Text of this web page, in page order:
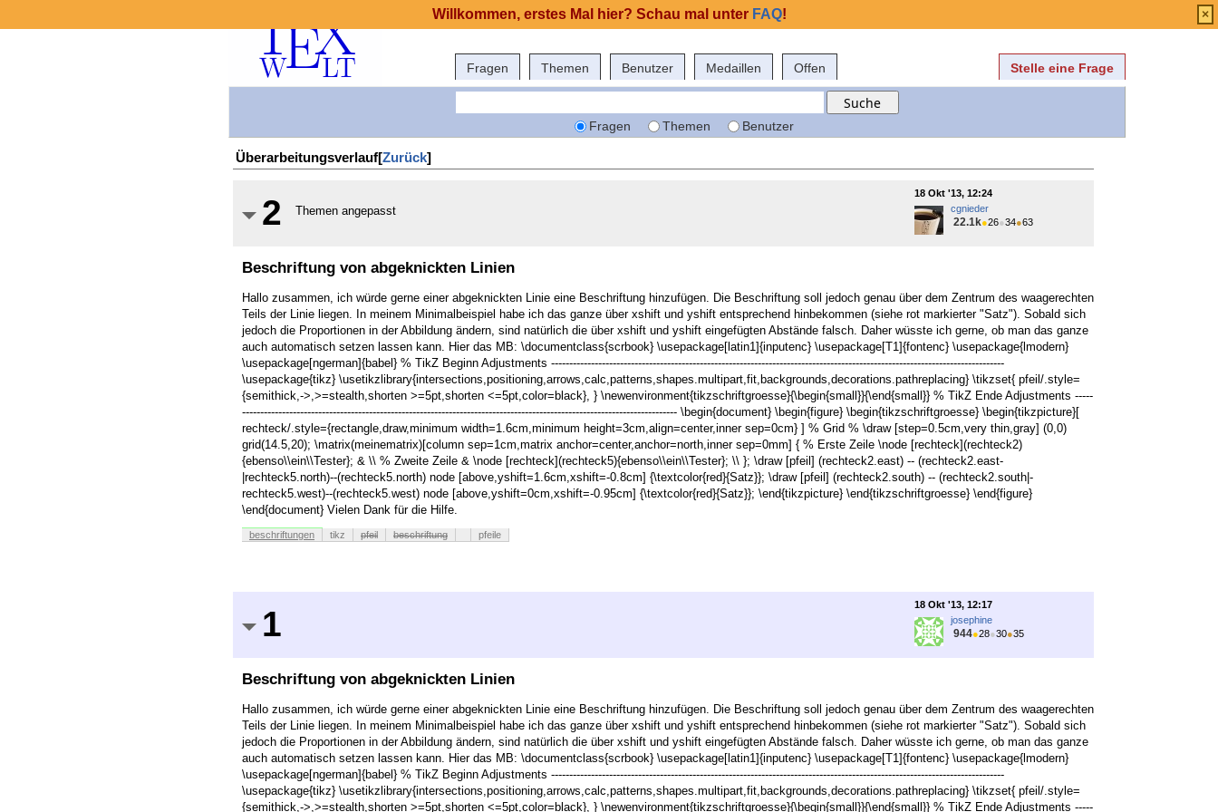
Fragen Themen Benutzer Medaillen Offen Stelle eine Frage
Fragen Themen Benutzer
Überarbeitungsverlauf[Zurück]
2 Themen angepasst
18 Okt '13, 12:24
cgnieder
22.1k●26●34●63
Beschriftung von abgeknickten Linien
Hallo zusammen, ich würde gerne einer abgeknickten Linie eine Beschriftung hinzufügen. Die Beschriftung soll jedoch genau über dem Zentrum des waagerechten
Teils der Linie liegen. In meinem Minimalbeispiel habe ich das ganze über xshift und yshift entsprechend hinbekommen (siehe rot markierter "Satz"). Sobald sich
jedoch die Proportionen in der Abbildung ändern, sind natürlich die über xshift und yshift eingefügten Abstände falsch. Daher wüsste ich gerne, ob man das ganze
auch automatisch setzen lassen kann. Hier das MB: \documentclass{scrbook} \usepackage[latin1]{inputenc} \usepackage[T1]{fontenc} \usepackage{lmodern}
\usepackage[ngerman]{babel} % TikZ Beginn Adjustments -----------------------------------------------------------------------------------------------------------------------------
\usepackage{tikz} \usetikzlibrary{intersections,positioning,arrows,calc,patterns,shapes.multipart,fit,backgrounds,decorations.pathreplacing} \tikzset{ pfeil/.style=
{semithick,->,>=stealth,shorten >=5pt,shorten <=5pt,color=black}, } \newenvironment{tikzschriftgroesse}{\begin{small}}{\end{small}} % TikZ Ende Adjustments -----
------------------------------------------------------------------------------------------------------------------------ \begin{document} \begin{figure} \begin{tikzschriftgroesse} \begin{tikzpicture}[
rechteck/.style={rectangle,draw,minimum width=1.6cm,minimum height=3cm,align=center,inner sep=0cm} ] % Grid % \draw [step=0.5cm,very thin,gray] (0,0)
grid(14.5,20); \matrix(meinematrix)[column sep=1cm,matrix anchor=center,anchor=north,inner sep=0mm] { % Erste Zeile \node [rechteck](rechteck2)
{ebenso\\ein\\Tester}; & \\ % Zweite Zeile & \node [rechteck](rechteck5){ebenso\\ein\\Tester}; \\ }; \draw [pfeil] (rechteck2.east) -- (rechteck2.east-
|rechteck5.north)--(rechteck5.north) node [above,yshift=1.6cm,xshift=-0.8cm] {\textcolor{red}{Satz}}; \draw [pfeil] (rechteck2.south) -- (rechteck2.south|-
rechteck5.west)--(rechteck5.west) node [above,yshift=0cm,xshift=-0.95cm] {\textcolor{red}{Satz}}; \end{tikzpicture} \end{tikzschriftgroesse} \end{figure}
\end{document} Vielen Dank für die Hilfe.
beschriftungen tikz pfeil beschriftung pfeile
1
18 Okt '13, 12:17
josephine
944●28●30●35
Beschriftung von abgeknickten Linien
Hallo zusammen, ich würde gerne einer abgeknickten Linie eine Beschriftung hinzufügen. Die Beschriftung soll jedoch genau über dem Zentrum des waagerechten
Teils der Linie liegen. In meinem Minimalbeispiel habe ich das ganze über xshift und yshift entsprechend hinbekommen (siehe rot markierter "Satz"). Sobald sich
jedoch die Proportionen in der Abbildung ändern, sind natürlich die über xshift und yshift eingefügten Abstände falsch. Daher wüsste ich gerne, ob man das ganze
auch automatisch setzen lassen kann. Hier das MB: \documentclass{scrbook} \usepackage[latin1]{inputenc} \usepackage[T1]{fontenc} \usepackage{lmodern}
\usepackage[ngerman]{babel} % TikZ Beginn Adjustments -----------------------------------------------------------------------------------------------------------------------------
\usepackage{tikz} \usetikzlibrary{intersections,positioning,arrows,calc,patterns,shapes.multipart,fit,backgrounds,decorations.pathreplacing} \tikzset{ pfeil/.style=
{semithick,->,>=stealth,shorten >=5pt,shorten <=5pt,color=black}, } \newenvironment{tikzschriftgroesse}{\begin{small}}{\end{small}} % TikZ Ende Adjustments -----
Willkommen, erstes Mal hier? Schau mal unter FAQ! ×